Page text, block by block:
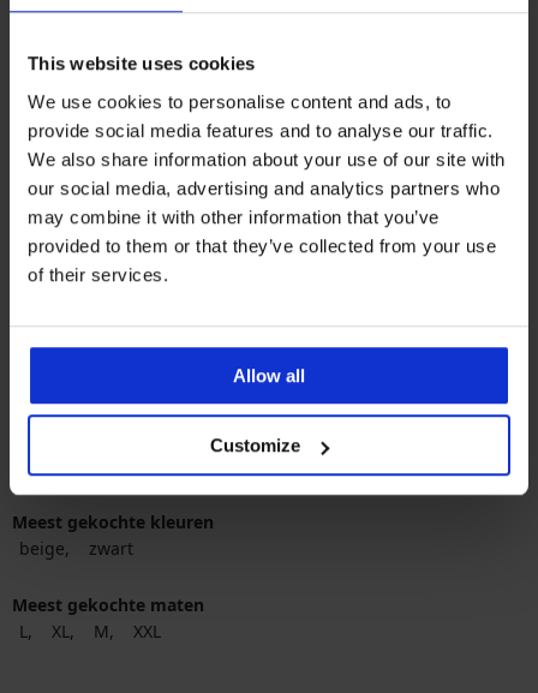
This website uses cookies
We use cookies to personalise content and ads, to
provide social media features and to analyse our traffic.
We also share information about your use of our site with
our social media, advertising and analytics partners who
may combine it with other information that you’ve
provided to them or that they’ve collected from your use
of their services.
Allow all
Customize
-30%
4,5
Mamma 20 DEN
Korting
11,19 € Oorspronkelijke prijs
15,99 €
Meest gekochte kleuren
beige
zwart
Meest gekochte maten
L
XL M XXL